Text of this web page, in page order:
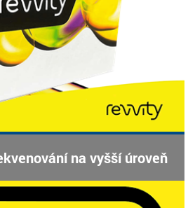
na vyšší úroveň